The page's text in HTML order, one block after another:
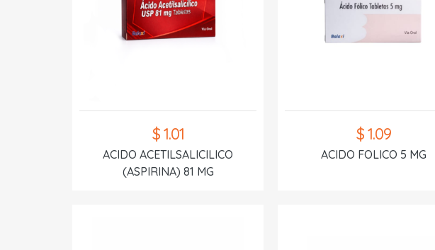
$ 1.01
ACIDO ACETILSALICILICO
(ASPIRINA) 81 MG
$ 1.09
ACIDO FOLICO 5 MG